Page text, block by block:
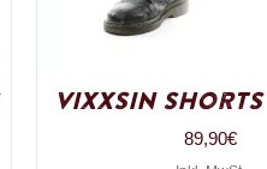
Vixxsin Shorts
89,90€